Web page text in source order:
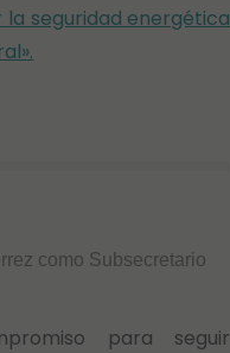
seguridad energética
como Subsecretario
para seguir